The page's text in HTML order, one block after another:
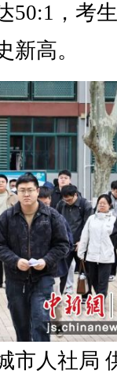
50:1，考
新高。
市人社局